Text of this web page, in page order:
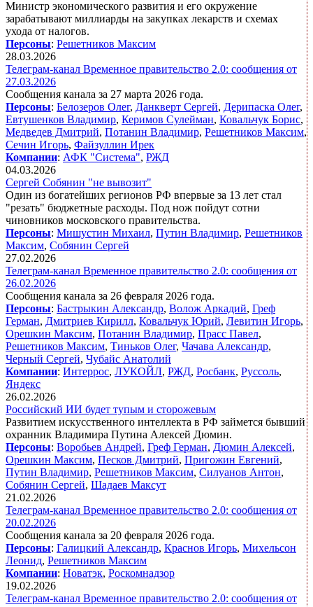
Министр экономического развития и его окружение
зарабатывают миллиарды на закупках лекарств и схемах
ухода от налогов.
Персоны: Решетников Максим
28.03.2026
Телеграм-канал Временное правительство 2.0: сообщения от
27.03.2026
Сообщения канала за 27 марта 2026 года.
Персоны: Белозеров Олег, Данкверт Сергей, Дерипаска Олег,
Евтушенков Владимир, Керимов Сулейман, Ковальчук Борис,
Медведев Дмитрий, Потанин Владимир, Решетников Максим,
Сечин Игорь, Файзуллин Ирек
Компании: АФК "Система", РЖД
04.03.2026
Сергей Собянин "не вывозит"
Один из богатейших регионов РФ впервые за 13 лет стал
"резать" бюджетные расходы. Под нож пойдут сотни
чиновников московского правительства.
Персоны: Мишустин Михаил, Путин Владимир, Решетников
Максим, Собянин Сергей
27.02.2026
Телеграм-канал Временное правительство 2.0: сообщения от
26.02.2026
Сообщения канала за 26 февраля 2026 года.
Персоны: Бастрыкин Александр, Волож Аркадий, Греф
Герман, Дмитриев Кирилл, Ковальчук Юрий, Левитин Игорь,
Орешкин Максим, Потанин Владимир, Прасс Павел,
Решетников Максим, Тиньков Олег, Чачава Александр,
Черный Сергей, Чубайс Анатолий
Компании: Интеррос, ЛУКОЙЛ, РЖД, Росбанк, Руссоль,
Яндекс
26.02.2026
Российский ИИ будет тупым и сторожевым
Развитием искусственного интеллекта в РФ займется бывший
охранник Владимира Путина Алексей Дюмин.
Персоны: Воробьев Андрей, Греф Герман, Дюмин Алексей,
Орешкин Максим, Песков Дмитрий, Пригожин Евгений,
Путин Владимир, Решетников Максим, Силуанов Антон,
Собянин Сергей, Шадаев Максут
21.02.2026
Телеграм-канал Временное правительство 2.0: сообщения от
20.02.2026
Сообщения канала за 20 февраля 2026 года.
Персоны: Галицкий Александр, Краснов Игорь, Михельсон
Леонид, Решетников Максим
Компании: Новатэк, Роскомнадзор
19.02.2026
Телеграм-канал Временное правительство 2.0: сообщения от